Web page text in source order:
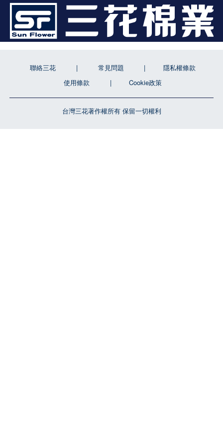
台灣三花著作權所有 保留一切權利
聯絡三花 常見問題
隱私權條款
使用條款
Cookie政策